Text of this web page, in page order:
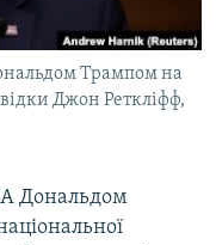
Трампом на
Джон Реткліфф,
Дональдом